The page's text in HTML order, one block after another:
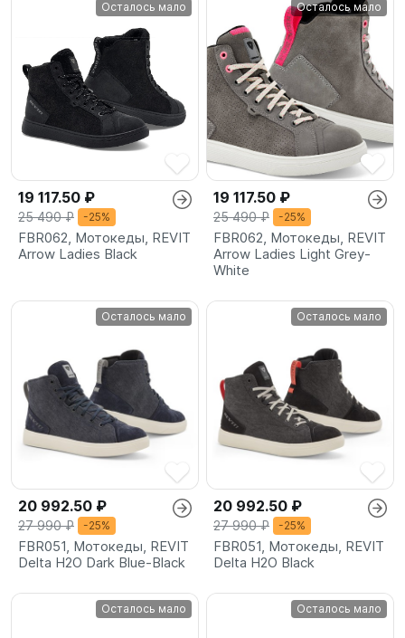
Осталось мало
19 117.50 ₽
25 490 ₽ -25%
FBR062, Мотокеды, REVIT
Arrow Ladies Black
Осталось мало
19 117.50 ₽
25 490 ₽ -25%
FBR062, Мотокеды, REVIT
Arrow Ladies Light Grey-
White
Осталось мало
20 992.50 ₽
27 990 ₽ -25%
FBR051, Мотокеды, REVIT
Delta H2O Dark Blue-Black
Осталось мало
20 992.50 ₽
27 990 ₽ -25%
FBR051, Мотокеды, REVIT
Delta H2O Black
Осталось мало Осталось мало